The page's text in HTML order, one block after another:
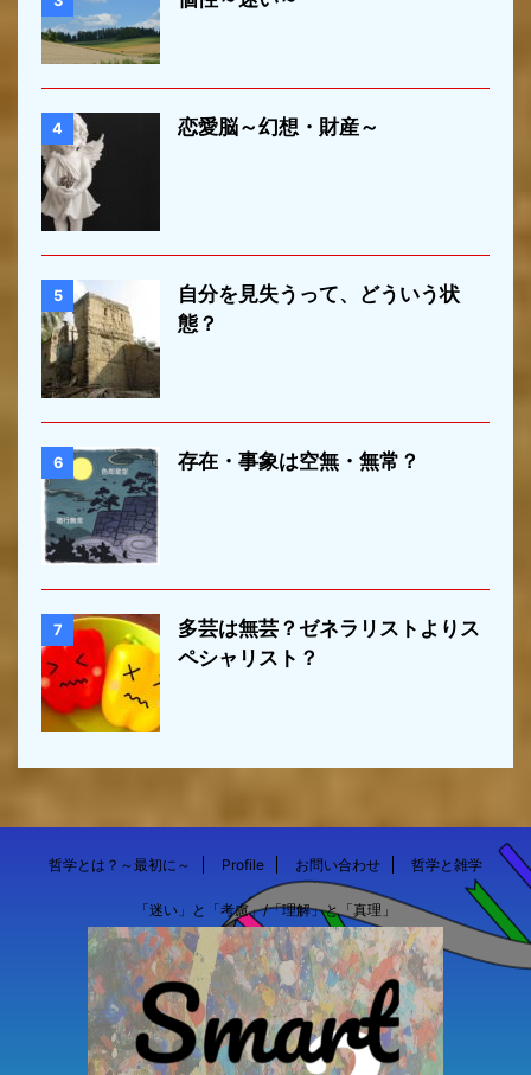
4 恋愛脳～幻想・財産～
5
自分を見失うって、どういう状
態？
6 存在・事象は空無・無常？
7
多芸は無芸？ゼネラリストよりス
ペシャリスト？
哲学とは？～最初に～ Profile お問い合わせ 哲学と雑学
「迷い」と「考慮」/「理解」と「真理」